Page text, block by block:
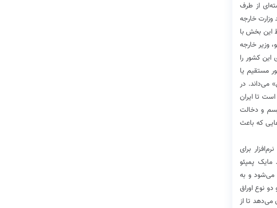
از طرف
خارجه
این بخش با
وزیر خارجه
این کشور را
مستقیم یا
می‌داند. در
تا ایران
و دخالت
که باعث
برای
پمپئو
می‌شود و به
نوع اوراق
می‌دهد تا از